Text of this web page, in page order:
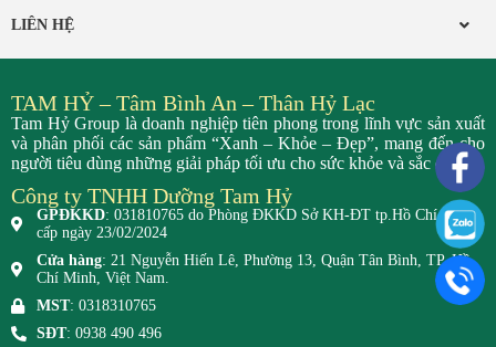
LIÊN HỆ
TAM HỶ – Tâm Bình An – Thân Hỷ Lạc
Tam Hỷ Group là doanh nghiệp tiên phong trong lĩnh vực sản xuất
và phân phối các sản phẩm “Xanh – Khỏe – Đẹp”, mang đến cho
người tiêu dùng những giải pháp tối ưu cho sức khỏe và sắc đẹp.
Công ty TNHH Dưỡng Tam Hỷ
GPĐKKD: 031810765 do Phòng ĐKKD Sở KH-ĐT tp.Hồ Chí Minh
cấp ngày 23/02/2024
Cửa hàng: 21 Nguyễn Hiến Lê, Phường 13, Quận Tân Bình, TP. Hồ
Chí Minh, Việt Nam.
MST: 0318310765
SĐT: 0938 490 496